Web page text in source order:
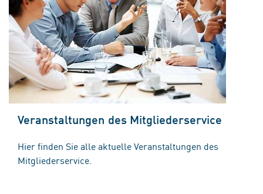
Veranstaltungen des Mitgliederservice
Hier finden Sie alle aktuelle Veranstaltungen des
Mitgliederservice.